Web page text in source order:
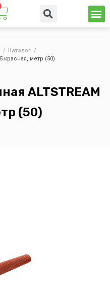
/ Каталог /
красная, метр (50)
ALTSTREAM
(50)